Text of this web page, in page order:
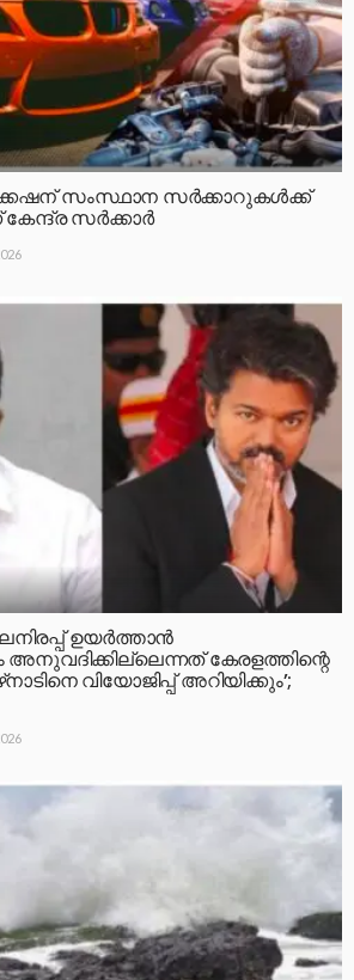
സംസ്ഥാന സർക്കാറുകൾക്ക്
സർക്കാർ
ഉയര്‍ത്താന്‍
കേരളത്തിന്റെ
വിയോജിപ്പ് അറിയിക്കും’;